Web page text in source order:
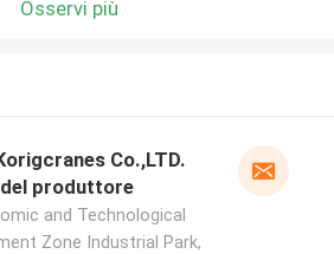
Osservi più
Co.,LTD.
produttore
and Technological
Zone Industrial Park,